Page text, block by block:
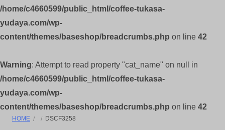
/home/c4660599/public_html/coffee-tukasa-
yudaya.com/wp-
content/themes/baseshop/breadcrumbs.php on line 42
Warning: Attempt to read property "cat_name" on null in
/home/c4660599/public_html/coffee-tukasa-
yudaya.com/wp-
content/themes/baseshop/breadcrumbs.php on line 42
HOME DSCF3258